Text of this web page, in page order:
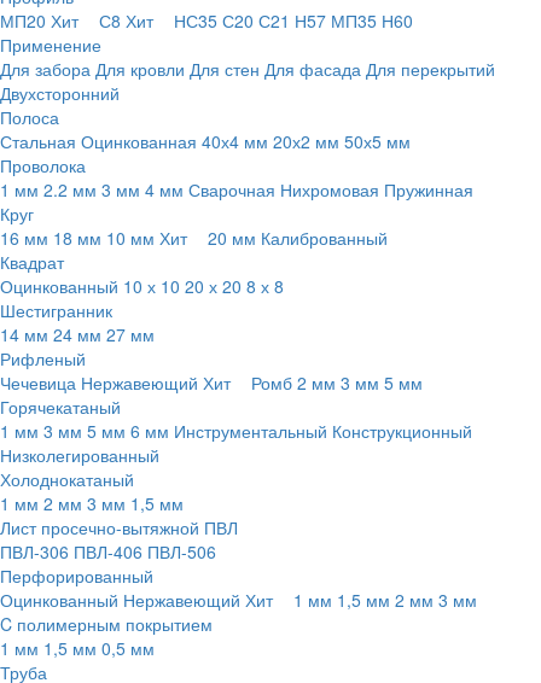
МП20 Хит С8 Хит НС35 С20 С21 Н57 МП35 Н60
Применение
Для забора Для кровли Для стен Для фасада Для перекрытий
Двухсторонний
Полоса
Стальная Оцинкованная 40х4 мм 20х2 мм 50х5 мм
Проволока
1 мм 2.2 мм 3 мм 4 мм Сварочная Нихромовая Пружинная
Круг
16 мм 18 мм 10 мм Хит 20 мм Калиброванный
Квадрат
Оцинкованный 10 х 10 20 х 20 8 х 8
Шестигранник
14 мм 24 мм 27 мм
Рифленый
Чечевица Нержавеющий Хит Ромб 2 мм 3 мм 5 мм
Горячекатаный
1 мм 3 мм 5 мм 6 мм Инструментальный Конструкционный
Низколегированный
Холоднокатаный
1 мм 2 мм 3 мм 1,5 мм
Лист просечно-вытяжной ПВЛ
ПВЛ-306 ПВЛ-406 ПВЛ-506
Перфорированный
Оцинкованный Нержавеющий Хит 1 мм 1,5 мм 2 мм 3 мм
C полимерным покрытием
1 мм 1,5 мм 0,5 мм
Труба